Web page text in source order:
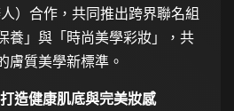
）合作，共同推出跨界聯名組
養」與「時尚美學彩妝」，共
膚質美學新標準。
造健康肌底與完美妝感